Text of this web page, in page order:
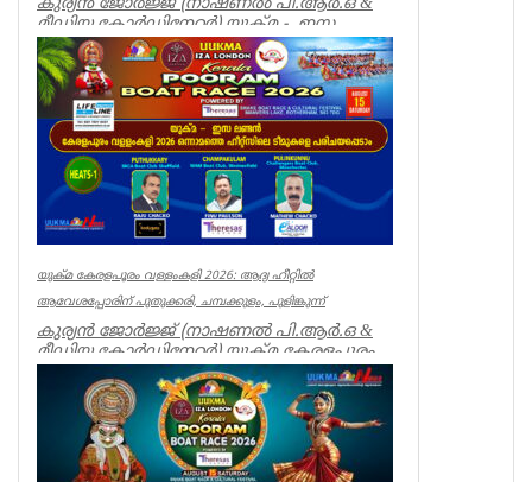
കുര്യൻ ജോർജ്ജ് (നാഷണൽ പി.ആർ.ഒ &
മീഡിയ കോർഡിനേറ്റർ) യുക്മ - ഇസ
ലണ്ടൻ കേരളപൂരം വ...
Associations
യുക്മ കേരളപൂരം വള്ളംകളി 2026: ആദ്യ ഹീറ്റിൽ
ആവേശപ്പോരിന് പുതുക്കരി, ചമ്പക്കുളം, പുളിങ്കുന്ന്
കുര്യൻ ജോർജ്ജ് (നാഷണൽ പി.ആർ.ഒ &
മീഡിയ കോർഡിനേറ്റർ) യുക്മ കേരളപൂരം
വള്ളംകളി 2026-ന്റെ ആവേശ...
Breaking News